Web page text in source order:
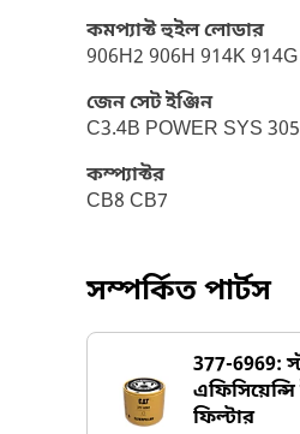
কমপ্যাক্ট হুইল লোডার
906H2 906H 914K
জেন সেট ইঞ্জিন
C3.4B POWER SYS
কম্প্যাক্টর
CB8 CB7
সম্পর্কিত পার্টস
377-6969:
এফিসিয়েন্সি
ফিল্টার